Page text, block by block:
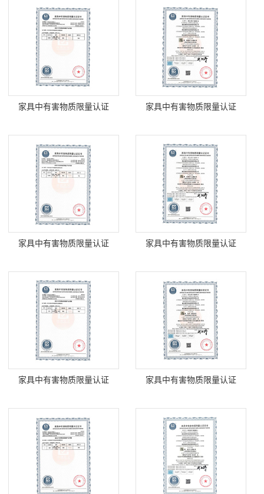
家具中有害物质限量认证 家具中有害物质限量认证
家具中有害物质限量认证 家具中有害物质限量认证
家具中有害物质限量认证 家具中有害物质限量认证